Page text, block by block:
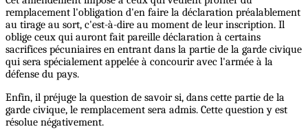
remplacement l'obligation d'en faire la déclaration préalablement
au tirage au sort, c'est-à-dire au moment de leur inscription. Il
oblige ceux qui auront fait pareille déclaration à certains
sacrifices pécuniaires en entrant dans la partie de la garde civique
qui sera spécialement appelée à concourir avec l'armée à la
défense du pays.
Enfin, il préjuge la question de savoir si, dans cette partie de la
garde civique, le remplacement sera admis. Cette question y est
résolue négativement.